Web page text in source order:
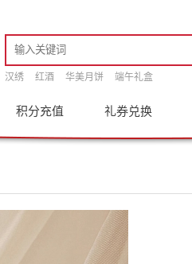
汉绣 红酒 华美月饼 端午礼盒
积分充值 礼券兑换